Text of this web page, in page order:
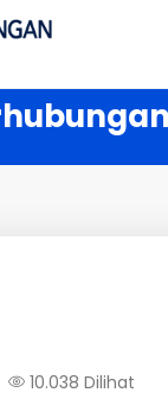
10.038 Dilihat